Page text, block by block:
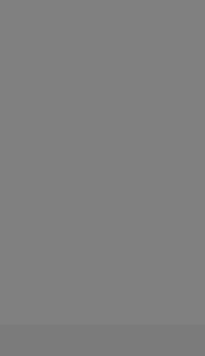
unterstützen.
& Entwicklung